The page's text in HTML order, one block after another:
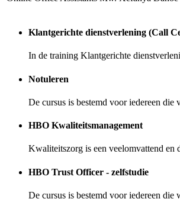
Klantgerichte dienstverlening (Call
In de training Klantgerichte
Notuleren
De cursus is bestemd voor iedereen
HBO Kwaliteitsmanagement
Kwaliteitszorg is een veelomvattend
HBO Trust Officer - zelfstudie
De cursus is bestemd voor iedereen